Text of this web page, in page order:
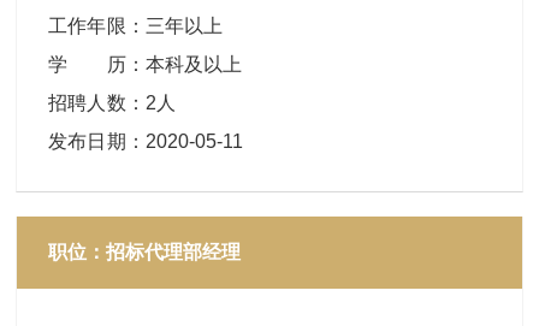
工作年限 ： 三年以上
学 历： 本科及以上
招聘人数 ： 2人
发布日期 ： 2020-05-11
职位：招标代理部经理